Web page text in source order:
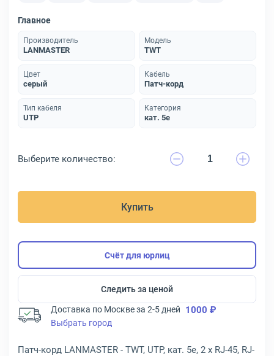
Главное
Производитель
LANMASTER
Модель
TWT
Цвет
серый
Кабель
Патч-корд
Тип кабеля
UTP
Категория
кат. 5e
Выберите количество:
Купить
Счёт для юрлиц
Следить за ценой
Доставка по Москве за 2-5 дней 1000 ₽
Выбрать город
Патч-корд LANMASTER - TWT, UTP, кат. 5e, 2 x RJ-45, RJ-